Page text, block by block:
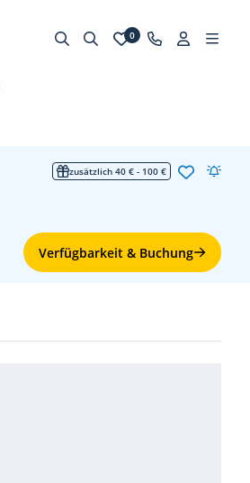
0
zusätzlich 40 € - 100 €
Verfügbarkeit & Buchung